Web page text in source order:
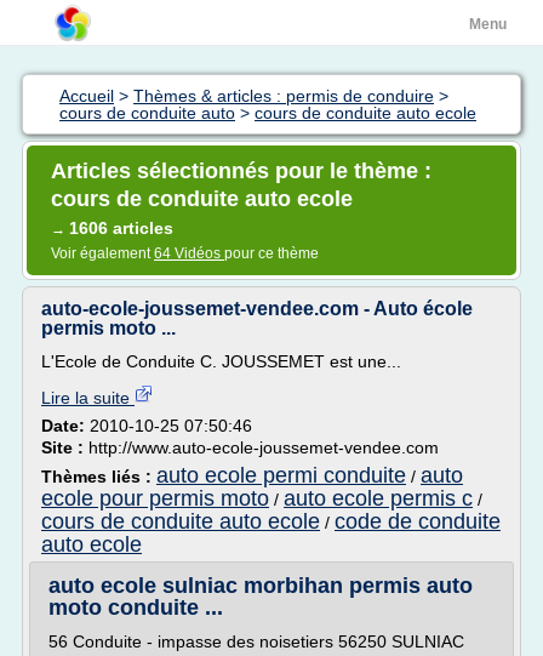
Menu
Accueil > Thèmes & articles : permis de conduire >
cours de conduite auto > cours de conduite auto ecole
Articles sélectionnés pour le thème :
cours de conduite auto ecole
→ 1606 articles
Voir également64 Vidéos pour ce thème
auto-ecole-joussemet-vendee.com - Auto école
permis moto ...
L'Ecole de Conduite C. JOUSSEMET est une...
Lire la suite
Date: 2010-10-25 07:50:46
Site : http://www.auto-ecole-joussemet-vendee.com
Thèmes liés : auto ecole permi conduite / auto
ecole pour permis moto / auto ecole permis c /
cours de conduite auto ecole / code de conduite
auto ecole
auto ecole sulniac morbihan permis auto
moto conduite ...
56 Conduite - impasse des noisetiers 56250 SULNIAC